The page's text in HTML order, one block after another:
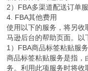
2）FBA多渠道配送订单
4. FBA其他费用
使用以下的服务，将另收
马逊后台的帮助页面。以
1）FBA商品标签粘贴服
商品标签粘贴服务是指，
务。利用此项服务时将